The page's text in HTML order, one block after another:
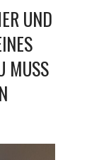
UND
MUSS